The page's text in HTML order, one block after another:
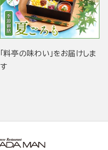
「料亭の味わい」をお届けしま
す